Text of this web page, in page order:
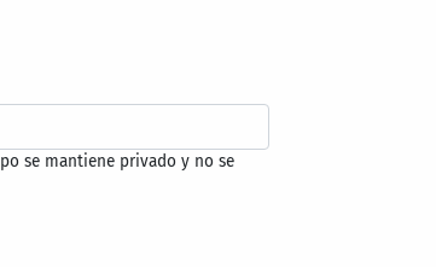
se mantiene privado y no se